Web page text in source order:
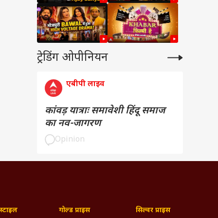
ट्रेडिंग ओपीनियन
एबीपी लाइव
कांवड़ यात्राः समावेशी हिंदू समाज
का नव-जागरण
Opinion
गोल्ड प्राइस सिल्वर प्राइस